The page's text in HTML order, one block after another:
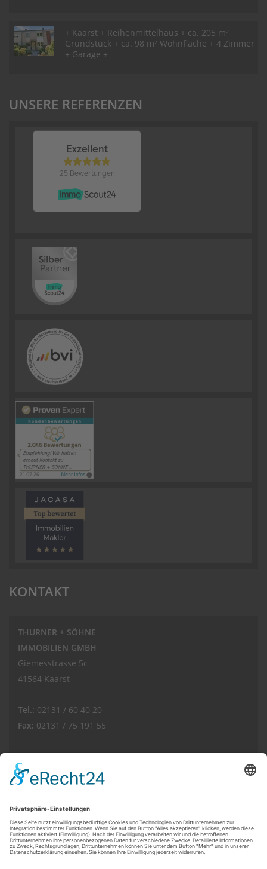
+ Kaarst + Reihenmittelhaus + ca. 205 m²
Grundstück + ca. 98 m² Wohnfläche + 4 Zimmer
+ Garage +
UNSERE REFERENZEN
KONTAKT
THURNER + SÖHNE
IMMOBILIEN GMBH
Giemesstrasse 5c
41564 Kaarst
Tel.: 02131 / 60 40 20
Fax: 02131 / 75 191 55
E-Mail:
info(at)thurnerimmobilien.de
Web:
© THURNER + SÖHNE IMMOBILIEN GMBH
Kundenbewertungen und Erfahrungen zu
THURNER + SÖHNE Immobilien GmbH
SEHR GUT